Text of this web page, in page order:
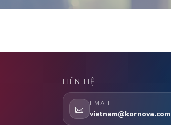
LIÊN HỆ
EMAIL
vietnam@kornova.com